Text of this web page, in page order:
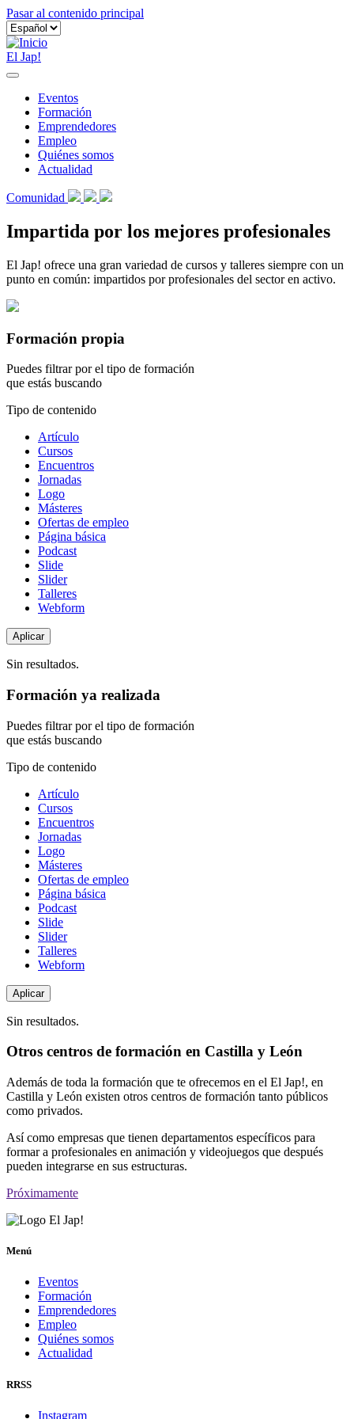
Pasar al contenido principal
El Jap!
Eventos
Formación
Emprendedores
Empleo
Quiénes somos
Actualidad
Comunidad
Impartida por los mejores profesionales
El Jap! ofrece una gran variedad de cursos y talleres siempre con un
punto en común: impartidos por profesionales del sector en activo.
Formación propia
Puedes filtrar por el tipo de formación
que estás buscando
Tipo de contenido
Artículo
Cursos
Encuentros
Jornadas
Logo
Másteres
Ofertas de empleo
Página básica
Podcast
Slide
Slider
Talleres
Webform
Sin resultados.
Formación ya realizada
Puedes filtrar por el tipo de formación
que estás buscando
Tipo de contenido
Artículo
Cursos
Encuentros
Jornadas
Logo
Másteres
Ofertas de empleo
Página básica
Podcast
Slide
Slider
Talleres
Webform
Sin resultados.
Otros centros de formación en Castilla y León
Además de toda la formación que te ofrecemos en el El Jap!, en
Castilla y León existen otros centros de formación tanto públicos
como privados.
Así como empresas que tienen departamentos específicos para
formar a profesionales en animación y videojuegos que después
pueden integrarse en sus estructuras.
Próximamente
Menú
Eventos
Formación
Emprendedores
Empleo
Quiénes somos
Actualidad
RRSS
Instagram